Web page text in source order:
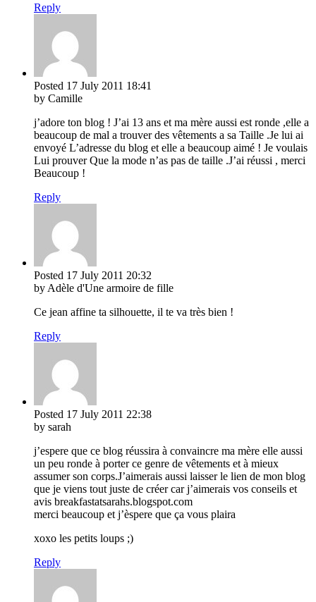
Reply
Posted 17 July 2011 18:41
by Camille
j’adore ton blog ! J’ai 13 ans et ma mère aussi est ronde ,elle a
beaucoup de mal a trouver des vêtements a sa Taille .Je lui ai
envoyé L’adresse du blog et elle a beaucoup aimé ! Je voulais
Lui prouver Que la mode n’as pas de taille .J’ai réussi , merci
Beaucoup !
Reply
Posted 17 July 2011 20:32
by Adèle d'Une armoire de fille
Ce jean affine ta silhouette, il te va très bien !
Reply
Posted 17 July 2011 22:38
by sarah
j’espere que ce blog réussira à convaincre ma mère elle aussi
un peu ronde à porter ce genre de vêtements et à mieux
assumer son corps.J’aimerais aussi laisser le lien de mon blog
que je viens tout juste de créer car j’aimerais vos conseils et
avis breakfastatsarahs.blogspot.com
merci beaucoup et j’èspere que ça vous plaira
xoxo les petits loups ;)
Reply